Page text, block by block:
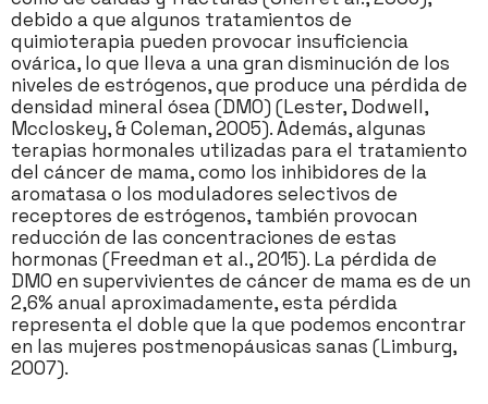
debido a que algunos tratamientos de
quimioterapia pueden provocar insuficiencia
ovárica, lo que lleva a una gran disminución de los
niveles de estrógenos, que produce una pérdida de
densidad mineral ósea (DMO) (Lester, Dodwell,
Mccloskey, & Coleman, 2005). Además, algunas
terapias hormonales utilizadas para el tratamiento
del cáncer de mama, como los inhibidores de la
aromatasa o los moduladores selectivos de
receptores de estrógenos, también provocan
reducción de las concentraciones de estas
hormonas (Freedman et al., 2015). La pérdida de
DMO en supervivientes de cáncer de mama es de un
2,6% anual aproximadamente, esta pérdida
representa el doble que la que podemos encontrar
en las mujeres postmenopáusicas sanas (Limburg,
2007).